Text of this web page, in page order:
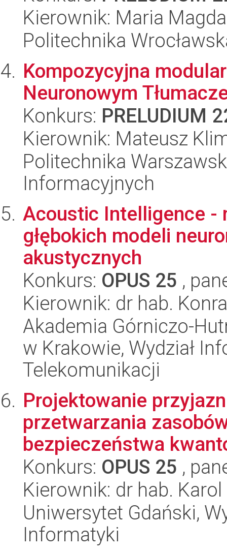
Kierownik: Maria
Politechnika
Kompozycyjna
Neuronowym
Konkurs: PRELUDIUM
Kierownik: Mateusz
Politechnika
Informacyjnych
Acoustic Intelligence -
głębokich modeli
akustycznych
Konkurs: OPUS 25 ,
Kierownik: dr hab.
Akademia Górniczo-
w Krakowie, Wydział
Telekomunikacji
Projektowanie
przetwarzania
bezpieczeństwa
Konkurs: OPUS 25 ,
Kierownik: dr hab.
Uniwersytet Gdański,
Informatyki